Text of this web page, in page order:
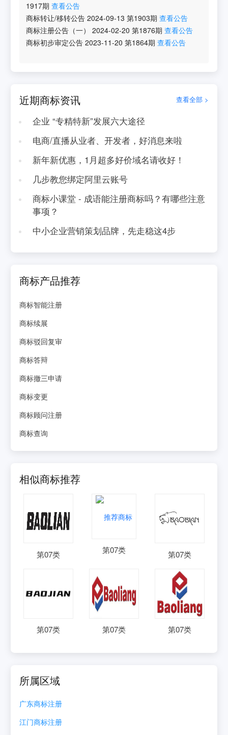
1917期 查看公告
商标转让/移转公告 2024-09-13 第1903期 查看公告
商标注册公告（一）
2024-02-20 第1876期 查看公告
商标初步审定公告 2023-11-20 第1864期 查看公告
近期商标资讯 查看全部 >
企业 “专精特新”发展六大途径
电商/直播从业者、开发者，好消息来啦
新年新优惠，1月超多好价域名请收好！
几步教您绑定阿里云账号
商标小课堂 - 成语能注册商标吗？有哪些注意
事项？
中小企业营销策划品牌，先走稳这4步
商标产品推荐
商标智能注册
商标续展
商标驳回复审
商标答辩
商标撤三申请
商标变更
商标顾问注册
商标查询
相似商标推荐
第07类 第07类 第07类
第07类 第07类 第07类
所属区域
广东商标注册
江门商标注册